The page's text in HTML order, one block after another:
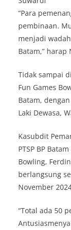
“Para
pembinaan.
menjadi
Batam,” harap
Tidak sampai
Fun Games
Batam,
Laki Dewasa,
Kasubdit
PTSP BP
Bowling,
berlangsung
November
“Total ada 50